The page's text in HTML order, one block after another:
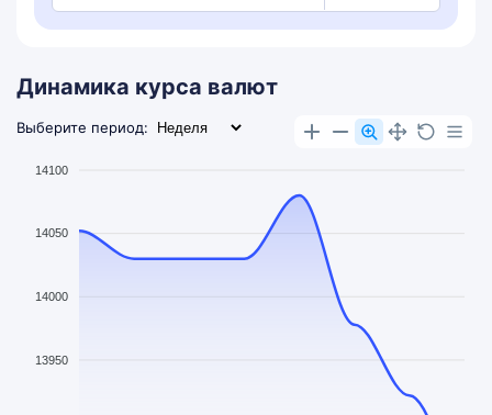
Динамика курса валют
Выберите период:
14100
14050
14000
13950